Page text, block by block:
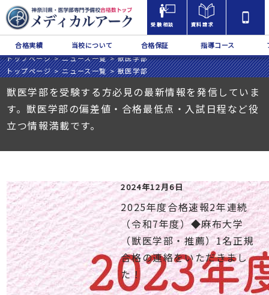
受験相談 資料請求
合格実績 当校について 合格保証 指導コース
トップページ>ニュース一覧>獣医学部
トップページ>ニュース一覧>獣医学部
獣医学部を受験する方必見の最新情報を発信していま
す。獣医学部の偏差値・合格最低点・入試日程など役
立つ情報満載です。
2024年12月6日
2025年度合格速報2年連続
（令和7年度）◆麻布大学
（獣医学部・推薦）1名正規
合格の連絡をいただきまし
た！